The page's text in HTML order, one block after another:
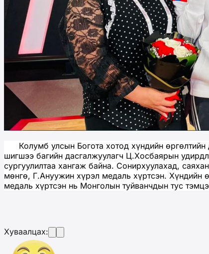
Колумб улсын Богота хотод хүндийн өргөлтийн
шигшээ багийн дасгалжуулагч Ц.Хосбаярын
сургуулилтаа хангаж байна. Сонирхуулахад,
мөнгө, Г.Ануужин хүрэл медаль хүртсэн. Хүндийн
медаль хүртсэн нь Монголын туйванчдын тус
Хуваалцах: